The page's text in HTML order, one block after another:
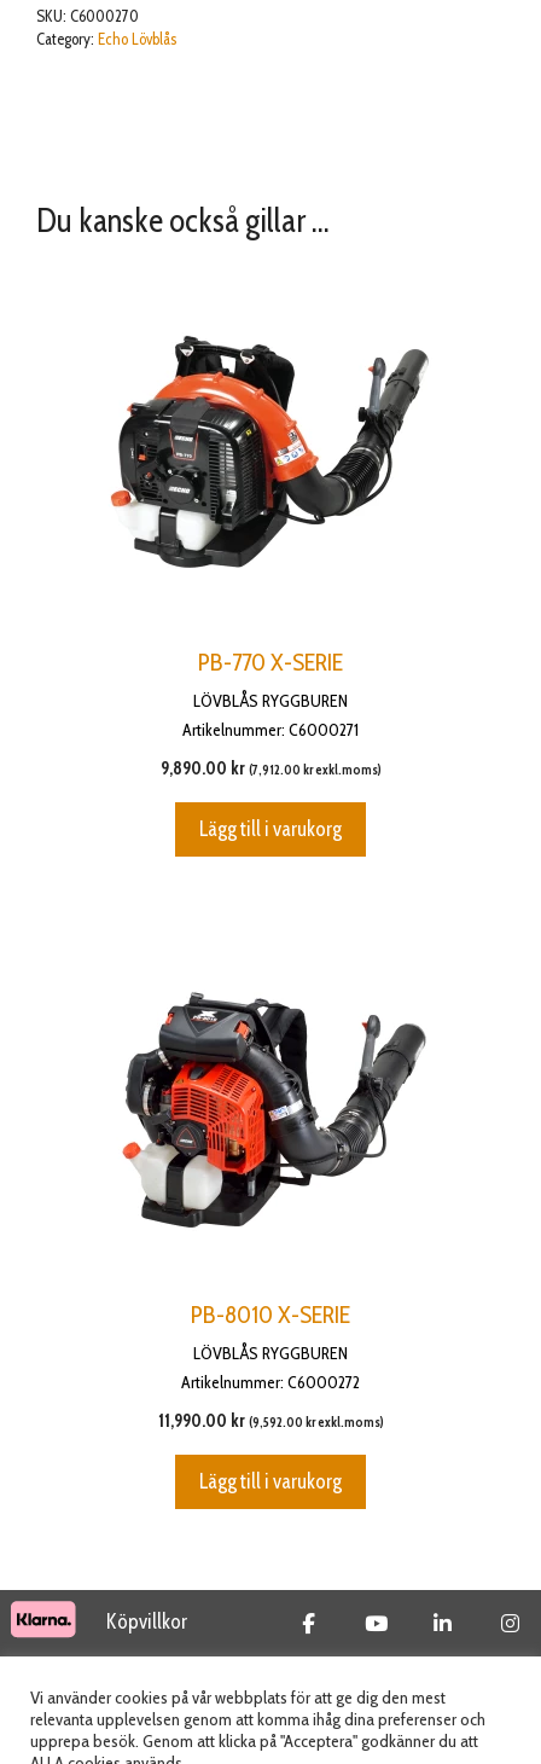
SKU: C6000270
Category: Echo Lövblås
Du kanske också gillar …
PB-770 X-SERIE
LÖVBLÅS RYGGBUREN
Artikelnummer: C6000271
9,890.00 kr (7,912.00 krexkl.moms)
Lägg till i varukorg
PB-8010 X-SERIE
LÖVBLÅS RYGGBUREN
Artikelnummer: C6000272
11,990.00 kr (9,592.00 krexkl.moms)
Lägg till i varukorg
Köpvillkor
© 2026 Tidab AB - All Rights Reserved
Vi använder cookies på vår webbplats för att ge dig den mest
relevanta upplevelsen genom att komma ihåg dina preferenser och
upprepa besök. Genom att klicka på "Acceptera" godkänner du att